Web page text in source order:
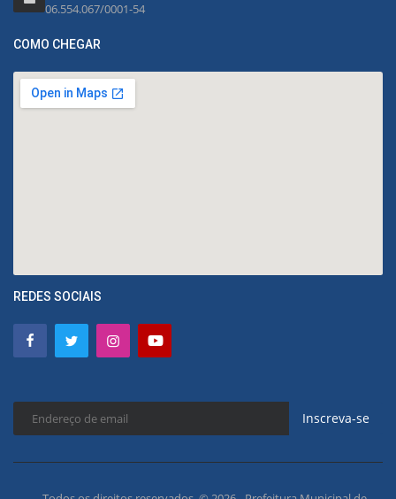
06.554.067/0001-54
COMO CHEGAR
REDES SOCIAIS
Inscreva-se